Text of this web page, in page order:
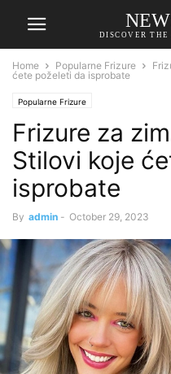
DISCOVER
Home Popularne Frizure
ćete poželeti da isprobate
Popularne Frizure
Frizure za
Stilovi koje
isprobate
By admin - October 29, 2023